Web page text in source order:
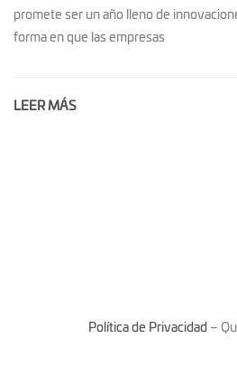
promete ser un año lleno de
forma en que las empresas
LEER MÁS
Política de Privacidad –